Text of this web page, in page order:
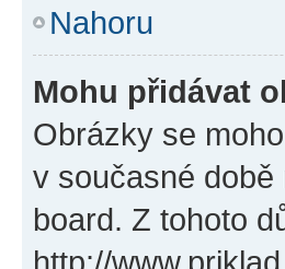
Nahoru
Mohu přidávat
Obrázky se
v současné
board. Z tohoto